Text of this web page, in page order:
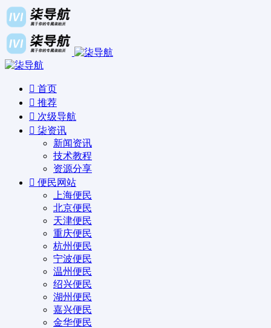
首页
推荐
次级导航
柒资讯
新闻资讯
技术教程
资源分享
便民网站
上海便民
北京便民
天津便民
重庆便民
杭州便民
宁波便民
温州便民
绍兴便民
湖州便民
嘉兴便民
金华便民